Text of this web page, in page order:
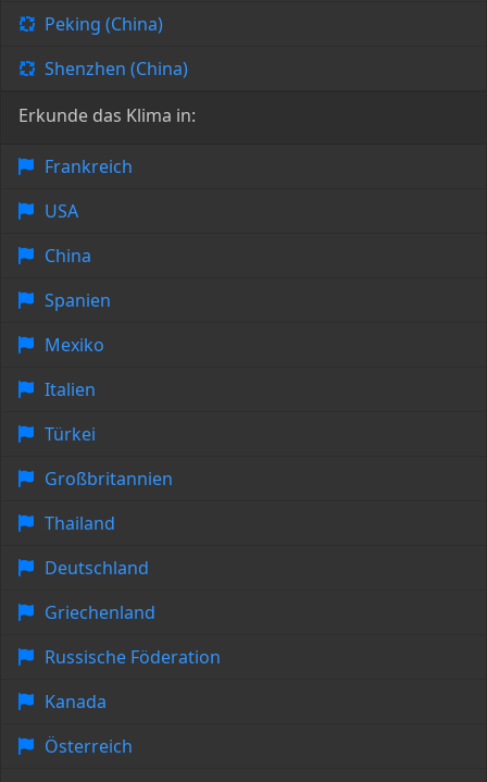
Peking (China)
Shenzhen (China)
Erkunde das Klima in:
Frankreich
USA
China
Spanien
Mexiko
Italien
Türkei
Großbritannien
Thailand
Deutschland
Griechenland
Russische Föderation
Kanada
Österreich